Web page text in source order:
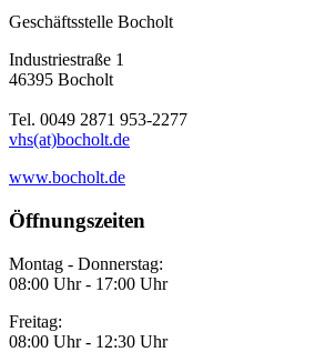
Geschäftsstelle Bocholt
Industriestraße 1
46395 Bocholt
Tel. 0049 2871 953-2277
vhs(at)bocholt.de
www.bocholt.de
Öffnungszeiten
Montag - Donnerstag:
08:00 Uhr - 17:00 Uhr
Freitag:
08:00 Uhr - 12:30 Uhr